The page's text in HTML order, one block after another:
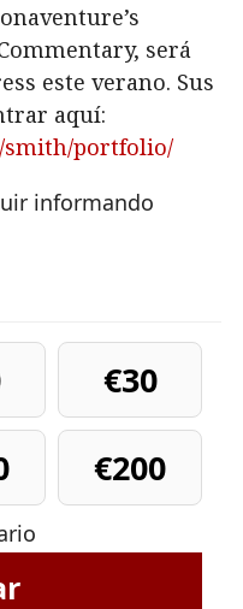
será
este verano. Sus
aquí:
smith/portfolio/
informando
€30
€200